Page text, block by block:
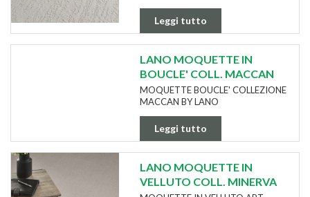
Leggi tutto
LANO MOQUETTE IN
BOUCLE' COLL. MACCAN
MOQUETTE BOUCLE' COLLEZIONE
MACCAN BY LANO
Leggi tutto
LANO MOQUETTE IN
VELLUTO COLL. MINERVA